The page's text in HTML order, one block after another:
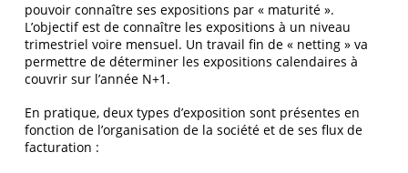
pouvoir connaître ses expositions par « maturité ».
L’objectif est de connaître les expositions à un niveau
trimestriel voire mensuel. Un travail fin de « netting » va
permettre de déterminer les expositions calendaires à
couvrir sur l’année N+1.
En pratique, deux types d’exposition sont présentes en
fonction de l’organisation de la société et de ses flux de
facturation :